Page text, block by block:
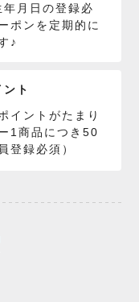
月日の登録必
ポンを定期的に
♪
ト
イントがたまり
1商品につき50
登録必須）